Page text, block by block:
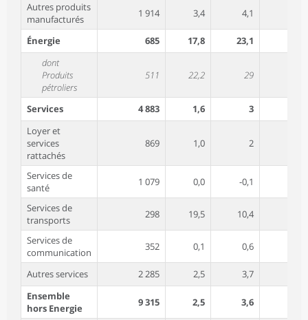
Autres produits
manufacturés
1 914 3,4 4,1
Énergie 685 17,8
23,1
dont
Produits
pétroliers
511 22,2 29
Services 4 883 1,6
3
Loyer et
services
rattachés
869 1,0 2
Services de
santé
1 079 0,0 -0,1
Services de
transports
298 19,5 10,4
Services de
communication
352 0,1 0,6
Autres services 2 285 2,5
3,7
Ensemble
hors Energie
9 315 2,5 3,6